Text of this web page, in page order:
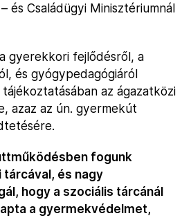
és Családügyi Minisztériumnál
gyerekkori fejlődésről, a
és gyógypedagógiáról
az ágazatközi
azaz az ún. gyermekút
fogunk
és nagy
hogy a szociális tárcánál
a gyermekvédelmet,